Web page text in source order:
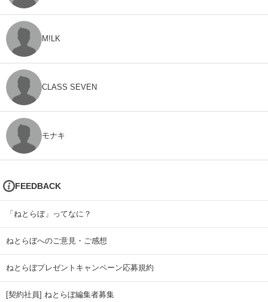
M!LK
CLASS SEVEN
モナキ
FEEDBACK
「ねとらぼ」ってなに？
ねとらぼへのご意見・ご感想
ねとらぼプレゼントキャンペーン応募規約
[契約社員] ねとらぼ編集者募集